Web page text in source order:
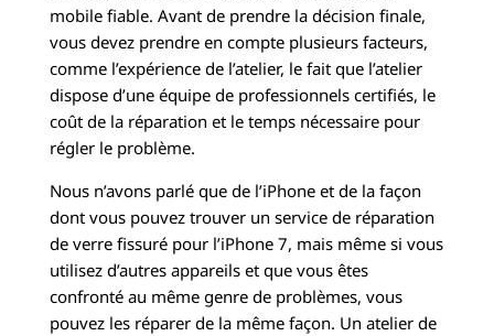
mobile fiable. Avant de prendre la décision finale,
vous devez prendre en compte plusieurs facteurs,
comme l’expérience de l’atelier, le fait que l’atelier
dispose d’une équipe de professionnels certifiés, le
coût de la réparation et le temps nécessaire pour
régler le problème.
Nous n’avons parlé que de l’iPhone et de la façon
dont vous pouvez trouver un service de réparation
de verre fissuré pour l’iPhone 7, mais même si vous
utilisez d’autres appareils et que vous êtes
confronté au même genre de problèmes, vous
pouvez les réparer de la même façon. Un atelier de